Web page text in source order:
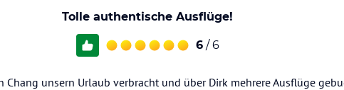
Tolle authentische Ausflüge!
6 / 6
Chang unsern Urlaub verbracht und über Dirk mehrere Ausflüge